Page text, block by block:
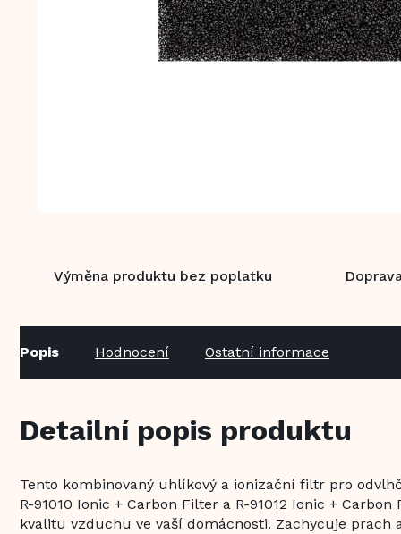
Výměna produktu bez poplatku
Popis Hodnocení Ostatní informace
Detailní popis produktu
Tento kombinovaný uhlíkový a ionizační filtr pro
R-91010 Ionic + Carbon Filter a R-91012 Ionic +
kvalitu vzduchu ve vaší domácnosti. Zachycuje prach